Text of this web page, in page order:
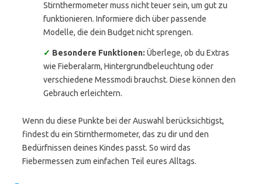
Stirnthermometer muss nicht teuer sein, um gut zu
funktionieren. Informiere dich über passende
Modelle, die dein Budget nicht sprengen.
✓ Besondere Funktionen: Überlege, ob du Extras
wie Fieberalarm, Hintergrundbeleuchtung oder
verschiedene Messmodi brauchst. Diese können den
Gebrauch erleichtern.
Wenn du diese Punkte bei der Auswahl berücksichtigst,
findest du ein Stirnthermometer, das zu dir und den
Bedürfnissen deines Kindes passt. So wird das
Fiebermessen zum einfachen Teil eures Alltags.